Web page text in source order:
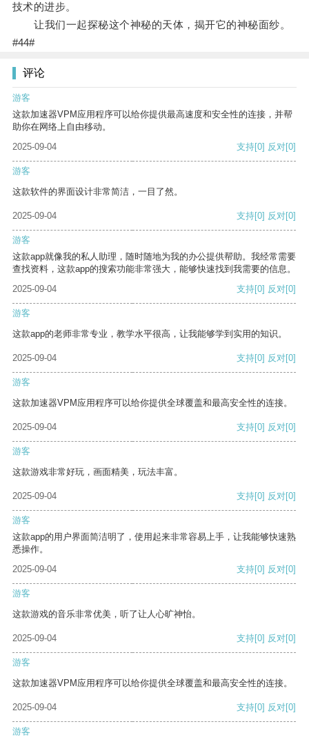
技术的进步。
让我们一起探秘这个神秘的天体，揭开它的神秘面纱。
#44#
评论
游客
这款加速器VPM应用程序可以给你提供最高速度和安全性的连接，并帮
助你在网络上自由移动。
2025-09-04
支持[0] 反对[0]
游客
这款软件的界面设计非常简洁，一目了然。
2025-09-04 支持[0] 反对[0]
游客
这款app就像我的私人助理，随时随地为我的办公提供帮助。我经常需要
查找资料，这款app的搜索功能非常强大，能够快速找到我需要的信息。
2025-09-04
支持[0] 反对[0]
游客
这款app的老师非常专业，教学水平很高，让我能够学到实用的知识。
2025-09-04 支持[0] 反对[0]
游客
这款加速器VPM应用程序可以给你提供全球覆盖和最高安全性的连接。
2025-09-04 支持[0] 反对[0]
游客
这款游戏非常好玩，画面精美，玩法丰富。
2025-09-04 支持[0] 反对[0]
游客
这款app的用户界面简洁明了，使用起来非常容易上手，让我能够快速熟
悉操作。
2025-09-04
支持[0] 反对[0]
游客
这款游戏的音乐非常优美，听了让人心旷神怡。
2025-09-04 支持[0] 反对[0]
游客
这款加速器VPM应用程序可以给你提供全球覆盖和最高安全性的连接。
2025-09-04 支持[0] 反对[0]
游客